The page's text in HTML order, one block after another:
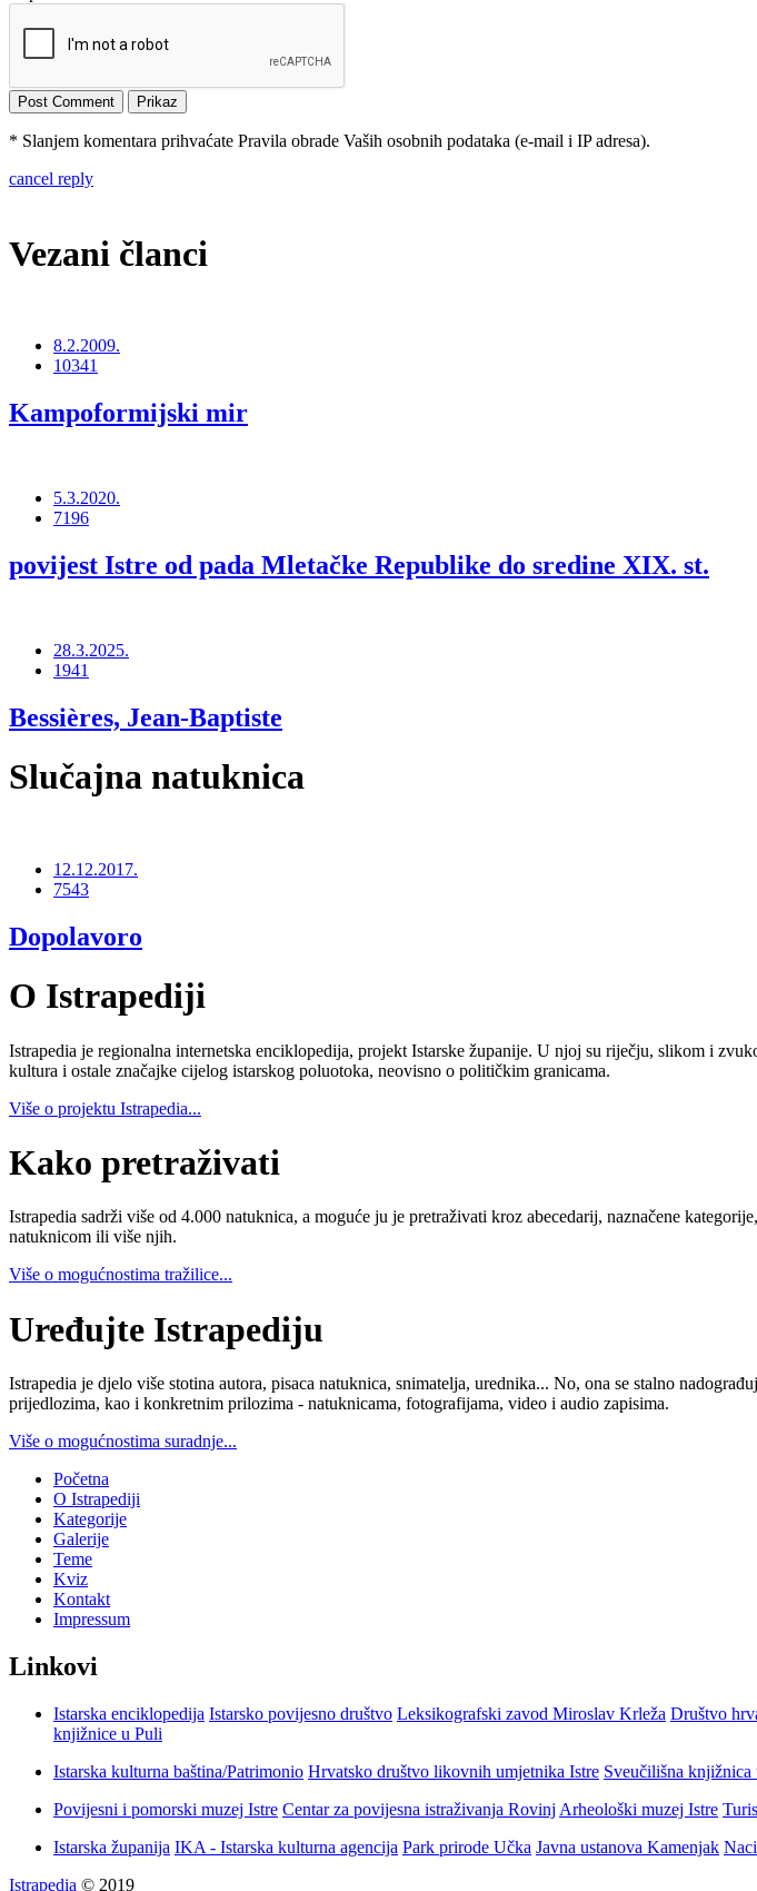
* Slanjem komentara prihvaćate Pravila obrade Vaših osobnih podataka (e-mail i IP adresa).
cancel reply
Vezani članci
8.2.2009.
10341
Kampoformijski mir
5.3.2020.
7196
povijest Istre od pada Mletačke Republike do sredine XIX. st.
28.3.2025.
1941
Bessières, Jean-Baptiste
Slučajna natuknica
12.12.2017.
7543
Dopolavoro
O Istrapediji
Istrapedia je regionalna internetska enciklopedija, projekt Istarske županije. U njoj su riječju, slikom i
kultura i ostale značajke cijelog istarskog poluotoka, neovisno o političkim granicama.
Više o projektu Istrapedia...
Kako pretraživati
Istrapedia sadrži više od 4.000 natuknica, a moguće ju je pretraživati kroz abecedarij, naznačene
natuknicom ili više njih.
Više o mogućnostima tražilice...
Uređujte Istrapediju
Istrapedia je djelo više stotina autora, pisaca natuknica, snimatelja, urednika... No, ona se stalno
prijedlozima, kao i konkretnim prilozima - natuknicama, fotografijama, video i audio zapisima.
Više o mogućnostima suradnje...
Početna
O Istrapediji
Kategorije
Galerije
Teme
Kviz
Kontakt
Impressum
Linkovi
Istarska enciklopedija Istarsko povijesno društvo Leksikografski zavod Miroslav Krleža Društvo
knjižnice u Puli
Istarska kulturna baština/Patrimonio Hrvatsko društvo likovnih umjetnika Istre Sveučilišna knjižnica
Povijesni i pomorski muzej Istre Centar za povijesna istraživanja Rovinj Arheološki muzej Istre
Istarska županija IKA - Istarska kulturna agencija Park prirode Učka Javna ustanova Kamenjak
Istrapedia © 2019